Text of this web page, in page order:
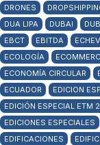
DRONES
DUA LIPA
DUBAI
EBCT
EBITDA
ECOLOGÍA
ECONOMÍA CIRCULAR
ECUADOR
EDICION
EDICIÓN ESPECIAL ETM
EDICIONES ESPECIALES
EDIFICACIONES